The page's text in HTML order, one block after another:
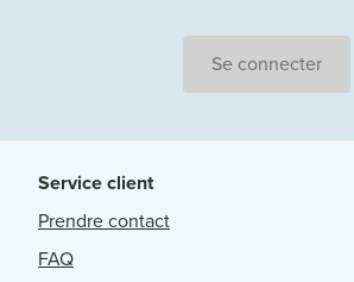
Se connecter
Service client
Prendre contact
FAQ